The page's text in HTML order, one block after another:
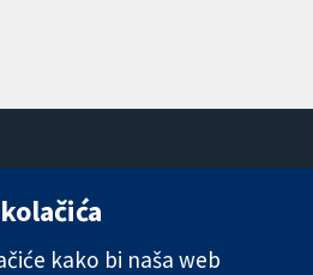
Cavendish
Novosti
kako bi naša web